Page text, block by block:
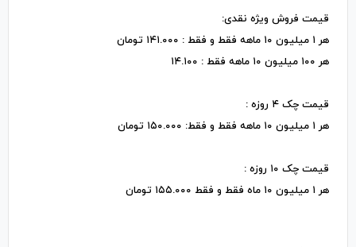
قیمت فروش ویژه نقدی:
هر ۱ میلیون ۱۰ ماهه فقط و فقط : ۱۴۱.۰۰۰ تومان
هر ۱۰۰ میلیون ۱۰ ماهه فقط : ۱۴.۱۰۰
قیمت چک ۴ روزه :
هر ۱ میلیون ۱۰ ماهه فقط و فقط: ۱۵۰.۰۰۰ تومان
قیمت چک ۱۰ روزه :
هر ۱ میلیون ۱۰ ماه فقط و فقط ۱۵۵.۰۰۰ تومان